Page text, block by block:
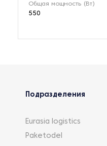
Общая мощность (Вт)
550
Подразделения
Eurasia logistics
Paketodel